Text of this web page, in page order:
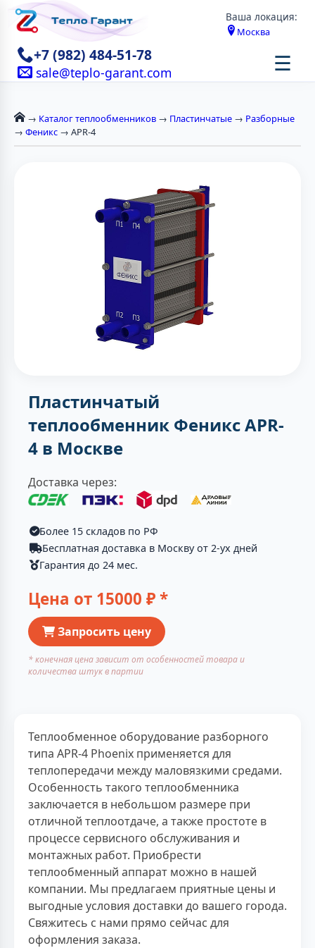
Ваша локация:
Москва
+7 (982) 484-51-78
sale@teplo-garant.com ☰
→ Каталог теплообменников → Пластинчатые → Разборные
→ Феникс → APR-4
Пластинчатый
теплообменник Феникс APR-
4 в Москве
Доставка через:
Более 15 складов по РФ
Бесплатная доставка в Москву от 2-ух дней
Гарантия до 24 мес.
Цена от 15000 ₽ *
Запросить цену
* конечная цена зависит от особенностей товара и
количества штук в партии
Теплообменное оборудование разборного
типа APR-4 Phoenix применяется для
теплопередачи между маловязкими средами.
Особенность такого теплообменника
заключается в небольшом размере при
отличной теплоотдаче, а также простоте в
процессе сервисного обслуживания и
монтажных работ. Приобрести
теплообменный аппарат можно в нашей
компании. Мы предлагаем приятные цены и
выгодные условия доставки до вашего города.
Свяжитесь с нами прямо сейчас для
оформления заказа.